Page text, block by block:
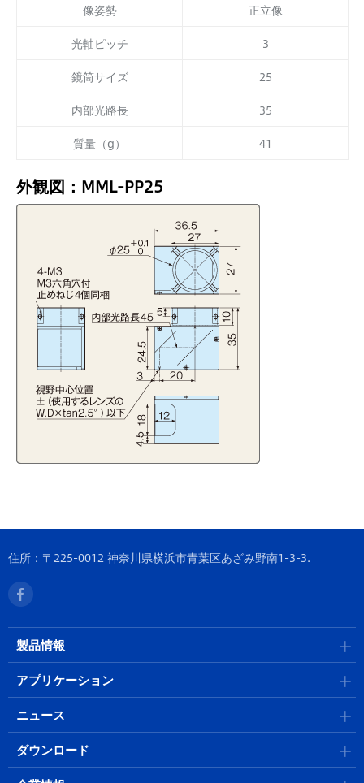
像姿勢
正立像
光軸ピッチ
3
鏡筒サイズ
25
内部光路長
35
質量（g）
41
外観図：MML-PP25
住所：〒225-0012 神奈川県横浜市青葉区あざみ野南1-3-3.
製品情報
アプリケーション
ニュース
ダウンロード